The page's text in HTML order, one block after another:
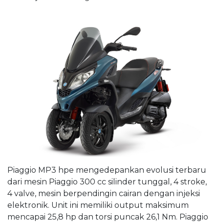
Piaggio MP3 hpe mengedepankan evolusi terbaru
dari mesin Piaggio 300 cc silinder tunggal, 4 stroke,
4 valve, mesin berpendingin cairan dengan injeksi
elektronik. Unit ini memiliki output maksimum
mencapai 25,8 hp dan torsi puncak 26,1 Nm. Piaggio